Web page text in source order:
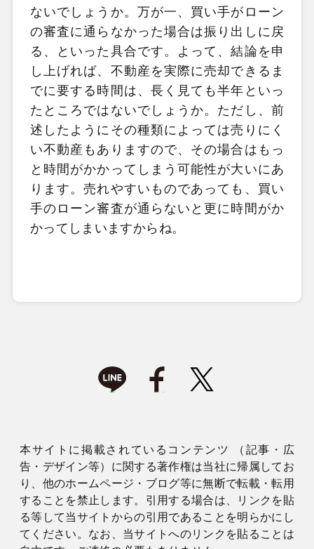
ないでしょうか。万が一、買い手がローン
の審査に通らなかった場合は振り出しに戻
る、といった具合です。よって、結論を申
し上げれば、不動産を実際に売却できるま
でに要する時間は、長く見ても半年といっ
たところではないでしょうか。ただし、前
述したようにその種類によっては売りにく
い不動産もありますので、その場合はもっ
と時間がかかってしまう可能性が大いにあ
ります。売れやすいものであっても、買い
手のローン審査が通らないと更に時間がか
かってしまいますからね。
本サイトに掲載されているコンテンツ （記事・広
告・デザイン等）に関する著作権は当社に帰属してお
り、他のホームページ・ブログ等に無断で転載・転用
することを禁止します。引用する場合は、リンクを貼
る等して当サイトからの引用であることを明らかにし
てください。なお、当サイトへのリンクを貼ることは